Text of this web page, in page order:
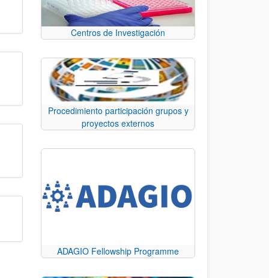
Centros de Investigación
Procedimiento participación grupos y
proyectos externos
ADAGIO Fellowship Programme